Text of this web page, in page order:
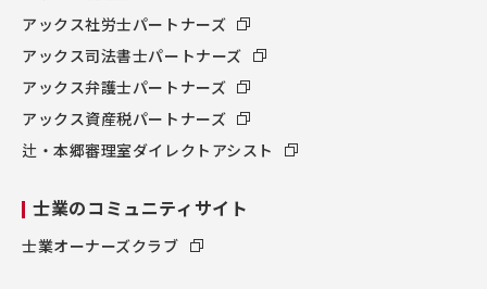
アックス社労士パートナーズ
アックス司法書士パートナーズ
アックス弁護士パートナーズ
アックス資産税パートナーズ
辻・本郷審理室ダイレクトアシスト
士業のコミュニティサイト
士業オーナーズクラブ